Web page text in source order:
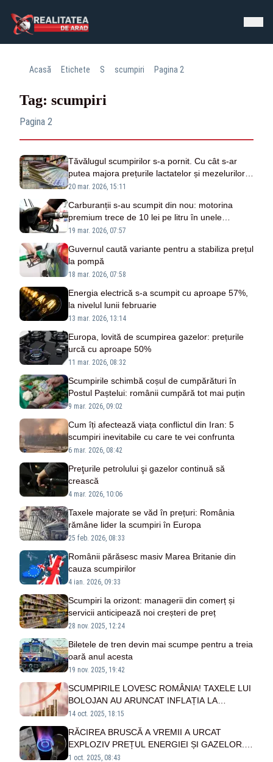
Acasă Etichete S scumpiri Pagina 2
Tag: scumpiri
Pagina 2
Tăvălugul scumpirilor s-a pornit. Cu cât s-ar
putea majora prețurile lactatelor și mezelurilor
din cauza crizei carburanților
20 mar. 2026, 15:11
Carburanții s-au scumpit din nou: motorina
premium trece de 10 lei pe litru în unele
benzinării
19 mar. 2026, 07:57
Guvernul caută variante pentru a stabiliza prețul
la pompă
18 mar. 2026, 07:58
Energia electrică s-a scumpit cu aproape 57%,
la nivelul lunii februarie
13 mar. 2026, 13:14
Europa, lovită de scumpirea gazelor: prețurile
urcă cu aproape 50%
11 mar. 2026, 08:32
Scumpirile schimbă coșul de cumpărături în
Postul Paștelui: românii cumpără tot mai puțin
9 mar. 2026, 09:02
Cum îți afectează viața conflictul din Iran: 5
scumpiri inevitabile cu care te vei confrunta
6 mar. 2026, 08:42
Preţurile petrolului şi gazelor continuă să
crească
4 mar. 2026, 10:06
Taxele majorate se văd în prețuri: România
rămâne lider la scumpiri în Europa
25 feb. 2026, 08:33
Românii părăsesc masiv Marea Britanie din
cauza scumpirilor
4 ian. 2026, 09:33
Scumpiri la orizont: managerii din comerț și
servicii anticipează noi creșteri de preț
28 nov. 2025, 12:24
Biletele de tren devin mai scumpe pentru a treia
oară anul acesta
19 nov. 2025, 19:42
SCUMPIRILE LOVESC ROMÂNIA! TAXELE LUI
BOLOJAN AU ARUNCAT INFLAȚIA LA
MAXIMUL ULTIMILOR DOI ANI
14 oct. 2025, 18:15
RĂCIREA BRUSCĂ A VREMII A URCAT
EXPLOZIV PREȚUL ENERGIEI ȘI GAZELOR.
ROMÂNIA, A DOUA CEA MAI SCUMPĂ DIN UE
1 oct. 2025, 08:43